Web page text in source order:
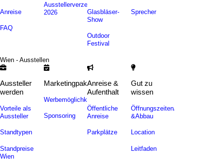
Anreise
FAQ
Ausstellerverzeichnis
2026
Glasbläser-
Show
Outdoor
Festival
Sprecher
Wien - Ausstellen
Aussteller
werden
Vorteile als
Aussteller
Standtypen
Standpreise
Wien
Marketingpakete
Werbemöglichkeiten
Sponsoring
Anreise &
Aufenthalt
Öffentliche
Anreise
Parkplätze
Gut zu
wissen
Öffnungszeiten/Auf-
&Abbau
Location
Leitfaden